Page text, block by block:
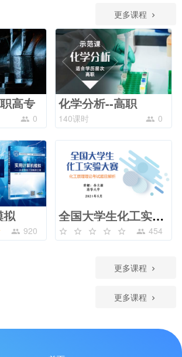
高专
0
化学分析--高职
140课时 0
拟
920
全国大学生化工实验大赛--理论考试真题要点解析
454
更多课程
更多课程
更多课程